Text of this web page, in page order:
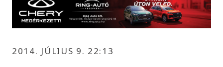
2014. JÚLIUS 9. 22:13